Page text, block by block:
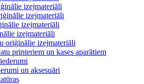
izejmateriāli
izejmateriāli
izejmateriāli
izejmateriāli
oriģinālie izejmateriāli
printeriem un kases aparātiem
un aksesuāri